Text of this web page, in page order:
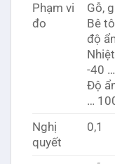
Phạm vi
đo
Gỗ,
Bê
độ
-40
Độ
…
Nghị
quyết
0,1